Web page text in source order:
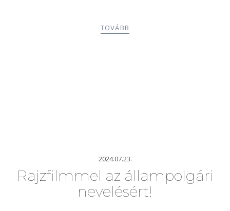
TOVÁBB
2024.07.23.
Rajzfilmmel az állampolgári
nevelésért!